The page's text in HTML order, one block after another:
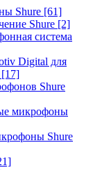
Shure [61]
Shure [2]
система
Digital для
[17]
Shure
микрофоны
Shure